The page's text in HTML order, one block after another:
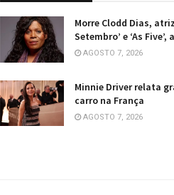
Morre Clodd Dias,
Setembro’ e ‘As Five’,
AGOSTO 7, 2026
Minnie Driver relata
carro na França
AGOSTO 7, 2026